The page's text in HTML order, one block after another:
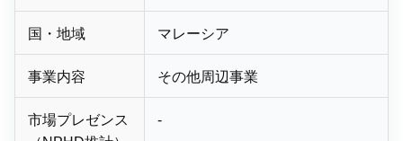
国・地域 マレーシア
事業内容 その他周辺事業
市場プレゼンス
-